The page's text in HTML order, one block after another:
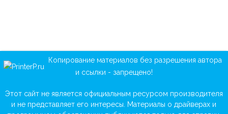
Копирование материалов без разрешения автора
и ссылки - запрещено!
Этот сайт не является официальным ресурсом производителя
и не представляет его интересы. Материалы о драйверах и